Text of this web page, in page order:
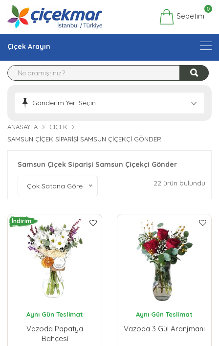
Sepetim
0
Çiçek Arayın
Gönderim Yeri Seçin
ANASAYFA
ÇIÇEK
SAMSUN ÇIÇEK SIPARIŞI SAMSUN ÇIÇEKÇI GÖNDER
Samsun Çiçek Siparişi Samsun Çiçekçi Gönder
Çok Satana Göre 22 ürün bulundu.
İndirim
Aynı Gün Teslimat
Vazoda Papatya
Bahçesi
Aynı Gün Teslimat
Vazoda 3 Gül Aranjmanı